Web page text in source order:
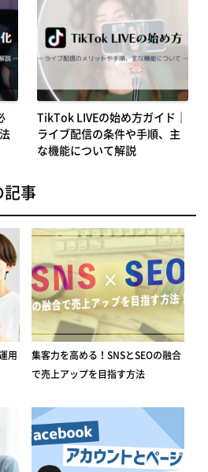
TikTok LIVEの始め方ガイド｜
ライブ配信の条件や手順、主
な機能について解説
記事
用
集客力を高める！SNSとSEOの融合
で売上アップを目指す方法